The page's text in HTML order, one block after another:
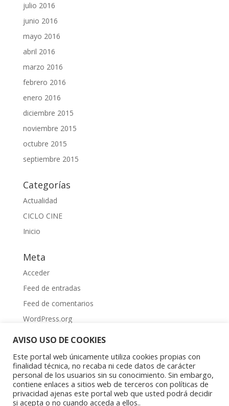
julio 2016
junio 2016
mayo 2016
abril 2016
marzo 2016
febrero 2016
enero 2016
diciembre 2015
noviembre 2015
octubre 2015
septiembre 2015
Categorías
Actualidad
CICLO CINE
Inicio
Meta
Acceder
Feed de entradas
Feed de comentarios
WordPress.org
Aviso Legal| Política de privacidad|Política de
cookies
AVISO USO DE COOKIES
Este portal web únicamente utiliza cookies propias con
finalidad técnica, no recaba ni cede datos de carácter
personal de los usuarios sin su conocimiento. Sin embargo,
contiene enlaces a sitios web de terceros con políticas de
privacidad ajenas este portal web que usted podrá decidir
si acepta o no cuando acceda a ellos..